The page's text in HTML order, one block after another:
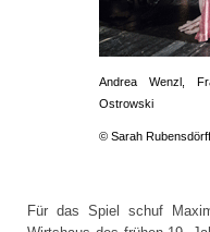
Andrea Wenzl,
Ostrowski
© Sarah
Für das Spiel schuf